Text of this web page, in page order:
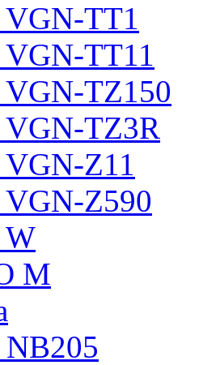
VGN-TT1
TT11
VGN-TZ150
VGN-TZ3R
Z11
VGN-Z590
W
M